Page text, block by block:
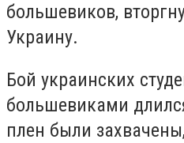
большевиков,
Украину.
Бой украинских
большевиками
плен были